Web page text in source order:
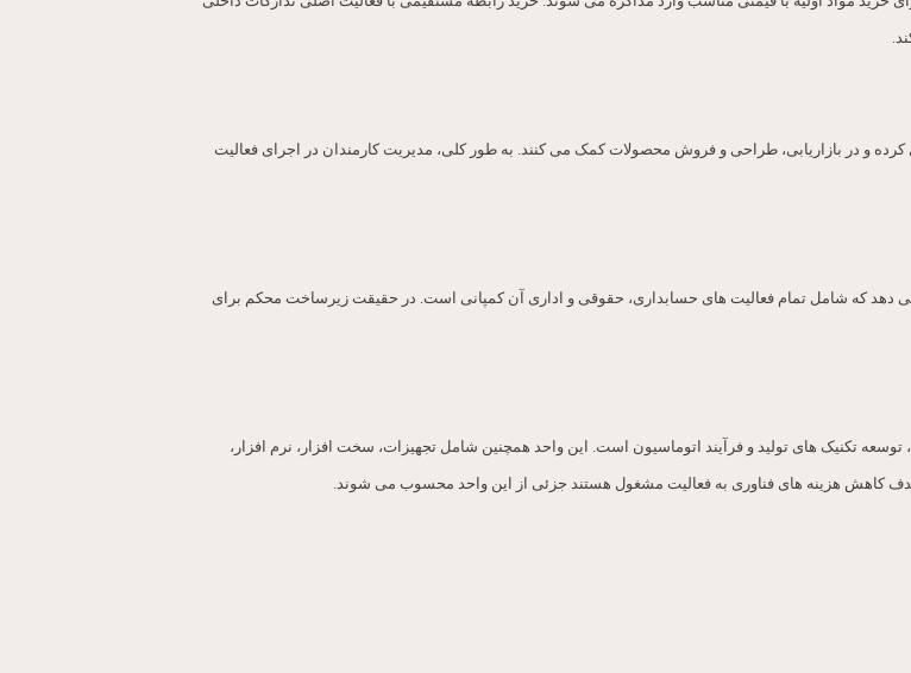
و در بازاریابی، طراحی و فروش محصولات کمک می کنند. به طور کلی، مدیریت کارمندان در اجرای فعالیت
دهد که شامل تمام فعالیت های حسابداری، حقوقی و اداری آن کمپانی است. در حقیقت زیرساخت محکم برای
تکنیک های تولید و فرآیند اتوماسیون است. این واحد همچنین شامل تجهیزات، سخت افزار، نرم افزار،
کاهش هزینه های فناوری به فعالیت مشغول هستند جزئی از این واحد محسوب می شوند.